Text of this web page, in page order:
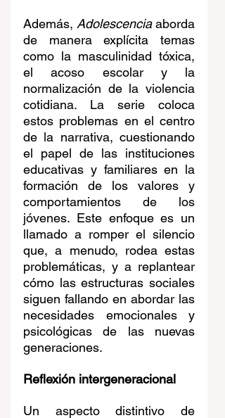
Además, Adolescencia aborda
de manera explícita temas
como la masculinidad tóxica,
el acoso escolar y la
normalización de la violencia
cotidiana. La serie coloca
estos problemas en el centro
de la narrativa, cuestionando
el papel de las instituciones
educativas y familiares en la
formación de los valores y
comportamientos de los
jóvenes. Este enfoque es un
llamado a romper el silencio
que, a menudo, rodea estas
problemáticas, y a replantear
cómo las estructuras sociales
siguen fallando en abordar las
necesidades emocionales y
psicológicas de las nuevas
generaciones.
Reflexión intergeneracional